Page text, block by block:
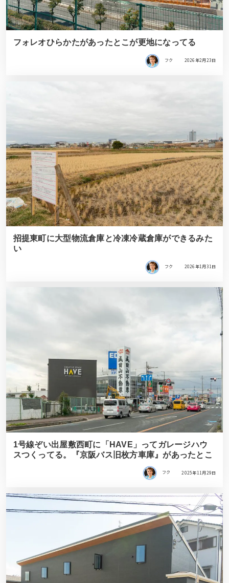
フォレオひらかたがあったとこが更地になってる
フク 2026年2月23日
招提東町に大型物流倉庫と冷凍冷蔵倉庫ができるみた
い
フク 2026年1月31日
1号線ぞい出屋敷西町に「HAVE」ってガレージハウ
スつくってる。『京阪バス旧枚方車庫』があったとこ
フク 2025年11月29日